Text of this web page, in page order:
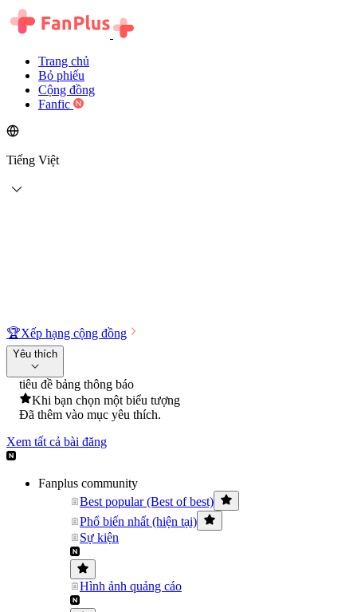
Trang chủ
Bỏ phiếu
Cộng đồng
Fanfic
Tiếng Việt
🏆Xếp hạng cộng đồng
Yêu thích
tiêu đề bảng thông báo
Khi bạn chọn một biểu tượng
Đã thêm vào mục yêu thích.
Xem tất cả bài đăng
Fanplus community
Best popular (Best of best)
Phổ biến nhất (hiện tại)
Sự kiện
Hình ảnh quảng cáo